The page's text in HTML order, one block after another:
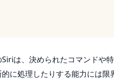
Siriは、決められたコマンドや
に処理したりする能力には